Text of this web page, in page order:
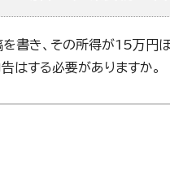
書き、その所得が15万円
はする必要がありますか。